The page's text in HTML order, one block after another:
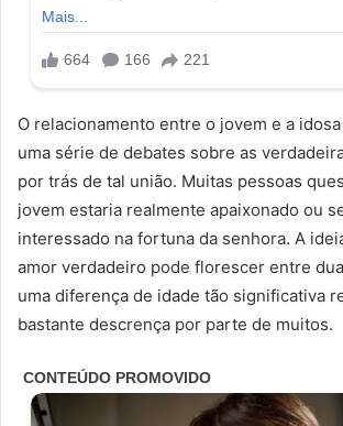
O relacionamento entre o jovem e a
uma série de debates sobre as
por trás de tal união. Muitas pessoas
jovem estaria realmente apaixonado ou
interessado na fortuna da senhora. A
amor verdadeiro pode florescer entre
uma diferença de idade tão significativa
bastante descrença por parte de muitos.